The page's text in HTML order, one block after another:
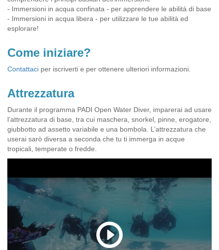
- Immersioni in acqua confinata - per apprendere le abilità di base
- Immersioni in acqua libera - per utilizzare le tue abilità ed
esplorare!
Come iniziare?
Contattaci per iscriverti e per ottenere ulteriori informazioni.
Attrezzatura
Durante il programma PADI Open Water Diver, imparerai ad usare
l’attrezzatura di base, tra cui maschera, snorkel, pinne, erogatore,
giubbotto ad assetto variabile e una bombola. L’attrezzatura che
userai sarò diversa a seconda che tu ti immerga in acque
tropicali, temperate o fredde.